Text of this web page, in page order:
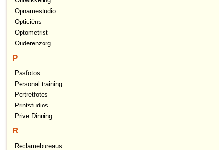
Opnamestudio
Opticiëns
Optometrist
Ouderenzorg
P
Pasfotos
Personal training
Portretfotos
Printstudios
Prive Dinning
R
Reclamebureaus